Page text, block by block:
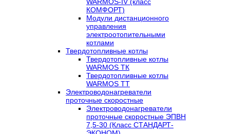
КОМФОРТ)
Модули дистанционного
управления
электроотопительными
котлами
Твердотопливные котлы
Твердотопливные котлы
WARMOS TК
Твердотопливные котлы
WARMOS TT
Электроводонагреватели
проточные скоростные
Электроводонагреватели
проточные скоростные ЭПВН
7,5-30 (Класс СТАНДАРТ-